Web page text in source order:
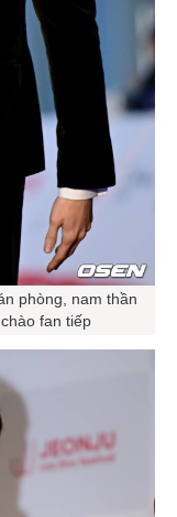
phòng, nam thần
fan tiếp